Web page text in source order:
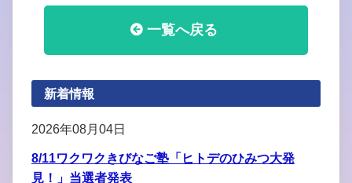
一覧へ戻る
新着情報
2026年08月04日
8/11ワクワクきびなご塾「ヒトデのひみつ大発
見！」当選者発表